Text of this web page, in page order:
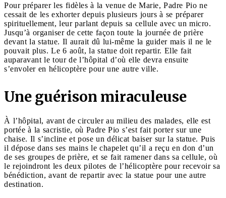
Pour préparer les fidèles à la venue de Marie, Padre Pio ne
cessait de les exhorter depuis plusieurs jours à se préparer
spirituellement, leur parlant depuis sa cellule avec un micro.
Jusqu’à organiser de cette façon toute la journée de prière
devant la statue. Il aurait dû lui-même la guider mais il ne le
pouvait plus. Le 6 août, la statue doit repartir. Elle fait
auparavant le tour de l’hôpital d’où elle devra ensuite
s’envoler en hélicoptère pour une autre ville.
Une guérison miraculeuse
À l’hôpital, avant de circuler au milieu des malades, elle est
portée à la sacristie, où Padre Pio s’est fait porter sur une
chaise. Il s’incline et pose un délicat baiser sur la statue. Puis
il dépose dans ses mains le chapelet qu’il a reçu en don d’un
de ses groupes de prière, et se fait ramener dans sa cellule, où
le rejoindront les deux pilotes de l’hélicoptère pour recevoir sa
bénédiction, avant de repartir avec la statue pour une autre
destination.